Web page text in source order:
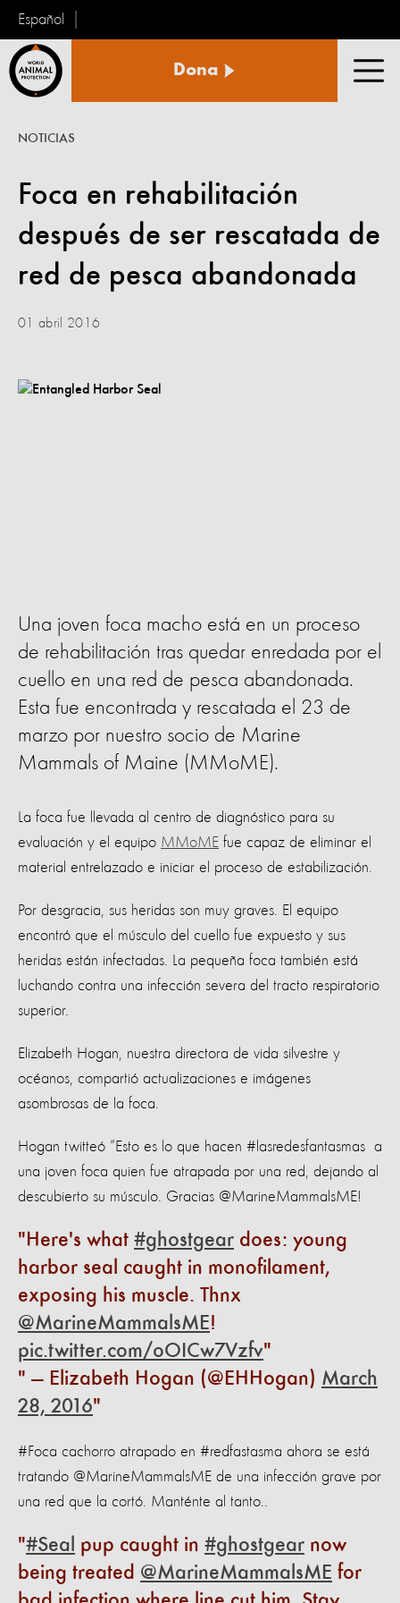
Español
Animal
Dona
Foca en rehabilitación
después de ser rescatada de
red de pesca abandonada
NOTICIAS
01 abril 2016
Una joven foca macho está en un proceso
de rehabilitación tras quedar enredada por el
cuello en una red de pesca abandonada.
Esta fue encontrada y rescatada el 23 de
marzo por nuestro socio de Marine
Mammals of Maine (MMoME).
La foca fue llevada al centro de diagnóstico para su
evaluación y el equipo MMoME fue capaz de eliminar el
material entrelazado e iniciar el proceso de estabilización.
Por desgracia, sus heridas son muy graves. El equipo
encontró que el músculo del cuello fue expuesto y sus
heridas están infectadas. La pequeña foca también está
luchando contra una infección severa del tracto respiratorio
superior.
Elizabeth Hogan, nuestra directora de vida silvestre y
océanos, compartió actualizaciones e imágenes
asombrosas de la foca.
Hogan twitteó “Esto es lo que hacen #lasredesfantasmas a
una joven foca quien fue atrapada por una red, dejando al
descubierto su músculo. Gracias @MarineMammalsME!
Here's what #ghostgear does: young
harbor seal caught in monofilament,
exposing his muscle. Thnx
@MarineMammalsME!
pic.twitter.com/oOICw7Vzfv
— Elizabeth Hogan (@EHHogan) March
28, 2016
#Foca cachorro atrapado en #redfastasma ahora se está
tratando @MarineMammalsME de una infección grave por
una red que la cortó. Manténte al tanto..
#Seal pup caught in #ghostgear now
being treated @MarineMammalsME for